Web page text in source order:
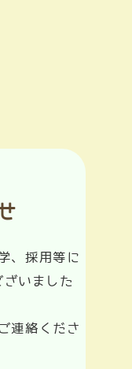
、採用等に
いました
連絡くださ